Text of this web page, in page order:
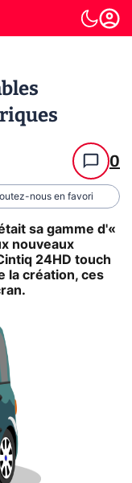
0
nous en favori
sa gamme d'«
nouveaux
24HD touch
la création, ces